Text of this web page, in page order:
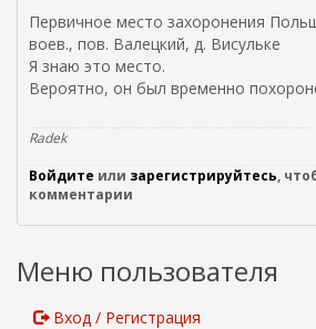
Первичное место захоронения
воев., пов. Валецкий, д. Висульке
Я знаю это место.
Вероятно, он был временно
Radek
Войдите или зарегистрируйтесь,
комментарии
Меню пользователя
Вход / Регистрация